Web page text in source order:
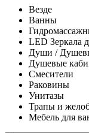
Везде
Ванны
LED Зеркала
Души /
Душевые
Смесители
Раковины
Унитазы
Трапы и
Мебель для